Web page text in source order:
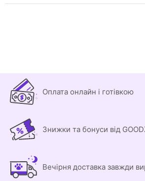
Оплата онлайн і готівкою
Знижки та бонуси від
Вечірня доставка завжди